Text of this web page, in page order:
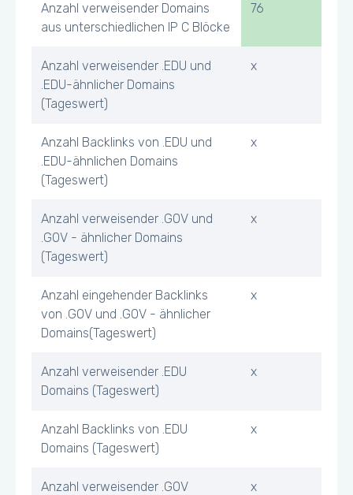
Anzahl verweisender Domains
aus unterschiedlichen IP C Blöcke
76
Anzahl verweisender .EDU und
.EDU-ähnlicher Domains
(Tageswert)
x
Anzahl Backlinks von .EDU und
.EDU-ähnlichen Domains
(Tageswert)
x
Anzahl verweisender .GOV und
.GOV - ähnlicher Domains
(Tageswert)
x
Anzahl eingehender Backlinks
von .GOV und .GOV - ähnlicher
Domains(Tageswert)
x
Anzahl verweisender .EDU
Domains (Tageswert)
x
Anzahl Backlinks von .EDU
Domains (Tageswert)
x
Anzahl verweisender .GOV
x